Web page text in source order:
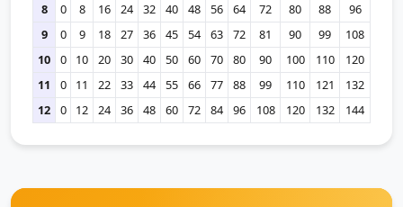
8
0 8 16 24 32 40 48 56 64 72 80 88
96
9
0 9 18 27 36 45 54 63 72 81 90 99
108
10
0 10 20 30 40 50 60 70 80 90 100 110
120
11
0 11 22 33 44 55 66 77 88 99 110 121
132
12
0 12 24 36 48 60 72 84 96 108 120 132 144